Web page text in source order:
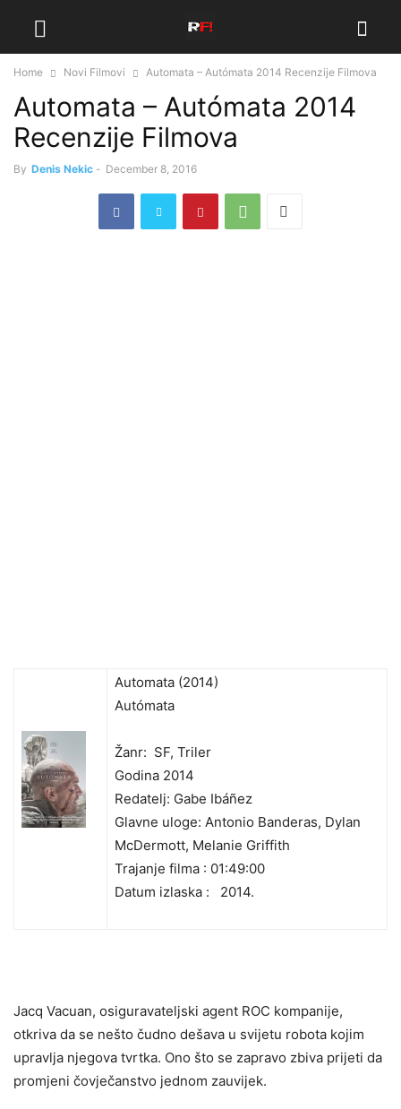
Home Novi Filmovi Automata – Autómata 2014 Recenzije Filmova
Automata – Autómata 2014
Recenzije Filmova
By Denis Nekic - December 8, 2016
Automata (2014)
Autómata
Žanr: SF, Triler
Godina 2014
Redatelj: Gabe Ibáñez
Glavne uloge: Antonio Banderas, Dylan
McDermott, Melanie Griffith
Trajanje filma : 01:49:00
Datum izlaska :
2014.
Jacq Vacuan, osiguravateljski agent ROC kompanije,
otkriva da se nešto čudno dešava u svijetu robota kojim
upravlja njegova tvrtka. Ono što se zapravo zbiva prijeti da
promjeni čovječanstvo jednom zauvijek.